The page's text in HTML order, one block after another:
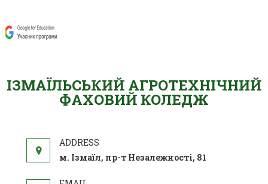
ІЗМАЇЛЬСЬКИЙ АГРОТЕХНІЧНИЙ
ФАХОВИЙ КОЛЕДЖ
м. Ізмаїл, пр-т Незалежності, 81